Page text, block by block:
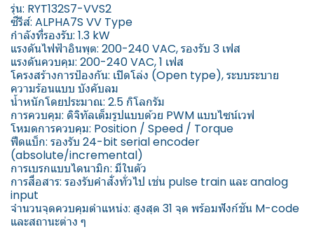
รุ่น: RYT132S7-VVS2
ซีรีส์: ALPHA7S VV Type
กำลังที่รองรับ: 1.3 kW
แรงดันไฟฟ้าอินพุต: 200-240 VAC, รองรับ 3 เฟส
แรงดันควบคุม: 200-240 VAC, 1 เฟส
โครงสร้างการป้องกัน: เปิดโล่ง (Open type), ระบบระบาย
ความร้อนแบบ บังคับลม
น้ำหนักโดยประมาณ: 2.5 กิโลกรัม
การควบคุม: ดิจิทัลเต็มรูปแบบด้วย PWM แบบไซน์เวฟ
โหมดการควบคุม: Position / Speed / Torque
ฟีดแบ็ก: รองรับ 24-bit serial encoder
(absolute/incremental)
การเบรกแบบไดนามิก: มีในตัว
การสื่อสาร: รองรับคำสั่งทั่วไป เช่น pulse train และ analog
input
จำนวนจุดควบคุมตำแหน่ง: สูงสุด 31 จุด พร้อมฟังก์ชัน M-code
และสถานะต่าง ๆ